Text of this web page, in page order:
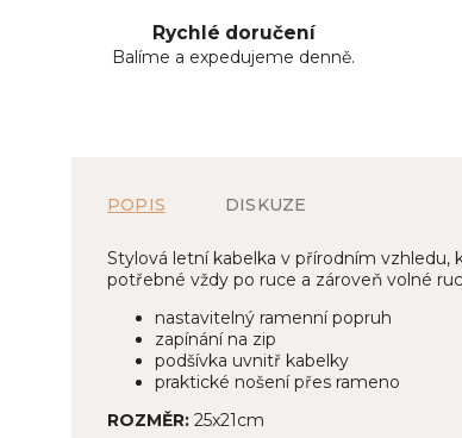
Rychlé doručení
Balíme a expedujeme denně.
POPIS DISKUZE
Stylová letní kabelka v přírodním
potřebné vždy po ruce a zároveň volné
nastavitelný ramenní popruh
zapínání na zip
podšívka uvnitř kabelky
praktické nošení přes rameno
ROZMĚR: 25x21cm